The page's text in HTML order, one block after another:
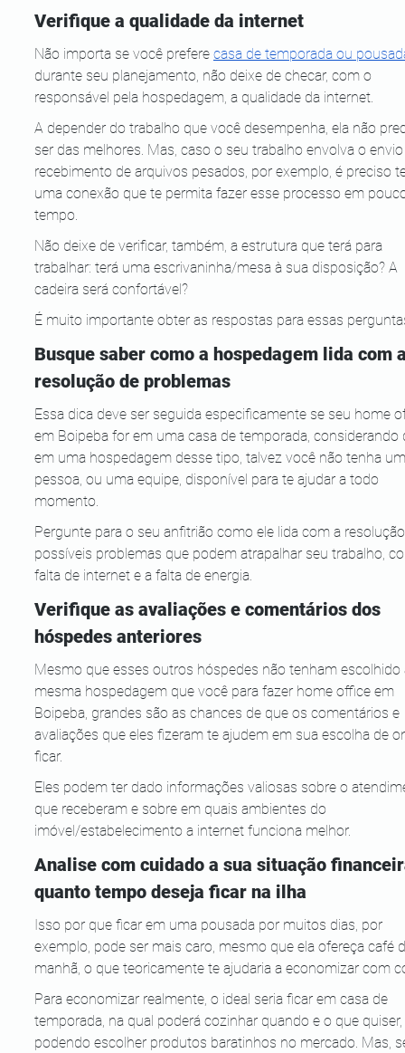
Verifique a qualidade da internet
Não importa se você prefere casa de temporada ou
durante seu planejamento, não deixe de checar, com o
responsável pela hospedagem, a qualidade da internet.
A depender do trabalho que você desempenha, ela não
ser das melhores. Mas, caso o seu trabalho envolva o
recebimento de arquivos pesados, por exemplo, é preciso
uma conexão que te permita fazer esse processo em
tempo.
Não deixe de verificar, também, a estrutura que terá para
trabalhar: terá uma escrivaninha/mesa à sua disposição? A
cadeira será confortável?
É muito importante obter as respostas para essas
Busque saber como a hospedagem lida com
resolução de problemas
Essa dica deve ser seguida especificamente se seu home
em Boipeba for em uma casa de temporada, considerando
em uma hospedagem desse tipo, talvez você não tenha
pessoa, ou uma equipe, disponível para te ajudar a todo
momento.
Pergunte para o seu anfitrião como ele lida com a
possíveis problemas que podem atrapalhar seu trabalho,
falta de internet e a falta de energia.
Verifique as avaliações e comentários dos
hóspedes anteriores
Mesmo que esses outros hóspedes não tenham
mesma hospedagem que você para fazer home office em
Boipeba, grandes são as chances de que os comentários e
avaliações que eles fizeram te ajudem em sua escolha de
ficar.
Eles podem ter dado informações valiosas sobre o
que receberam e sobre em quais ambientes do
imóvel/estabelecimento a internet funciona melhor.
Analise com cuidado a sua situação
quanto tempo deseja ficar na ilha
Isso por que ficar em uma pousada por muitos dias, por
exemplo, pode ser mais caro, mesmo que ela ofereça café
manhã, o que teoricamente te ajudaria a economizar com
Para economizar realmente, o ideal seria ficar em casa de
temporada, na qual poderá cozinhar quando e o que quiser,
podendo escolher produtos baratinhos no mercado. Mas,